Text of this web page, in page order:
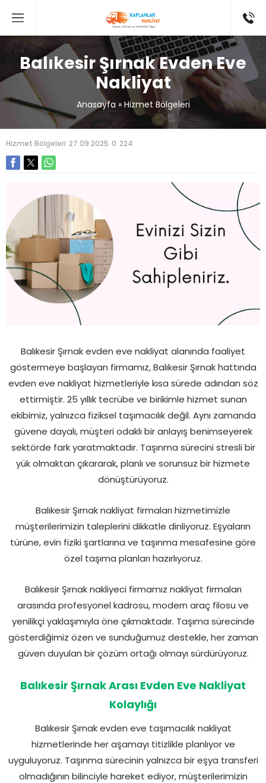
Balıkesir Şırnak Evden Eve
Nakliyat
Anasayfa» Hizmet Bölgeleri
Hizmet Bölgeleri 27.09.2025 0 224
Balıkesir Şırnak evden eve nakliyat alanında faaliyet
göstermeye başlayan firmamız, Balıkesir Şırnak hattında
evden eve nakliyat hizmetleriyle kısa sürede adından söz
ettirmiştir. 25 yıllık tecrübe ve birikimle hizmet sunan
ekibimiz, yalnızca fiziksel taşımacılık değil. Aynı zamanda
güvene dayalı, müşteri odaklı bir anlayış benimseyerek
sektörde fark yaratmaktadır. Taşınma sürecini stresli bir
yük olmaktan çıkararak, planlı ve sorunsuz bir hizmete
dönüştürüyoruz.
Balıkesir Şırnak nakliyat firmaları hizmetimizle
müşterilerimizin taleplerini dikkatle dinliyoruz. Eşyaların
türüne, evin fiziki şartlarına ve taşınma mesafesine göre
özel taşıma planları hazırlıyoruz.
Balıkesir Şırnak nakliyeci firmamız nakliyat firmaları
arasında profesyonel kadrosu, modern araç filosu ve
yenilikçi yaklaşımıyla öne çıkmaktadır. Taşıma sürecinde
gösterdiğimiz özen ve sunduğumuz destekle, her zaman
güven duyulan bir çözüm ortağı olmayı sürdürüyoruz.
Balıkesir Şırnak Arası Evden Eve Nakliyat
Kolaylığı
Balıkesir Şırnak evden eve taşımacılık nakliyat
hizmetlerinde her aşamayı titizlikle planlıyor ve
uyguluyoruz. Taşınma sürecinin yalnızca bir eşya transferi
olmadığının bilinciyle hareket ediyor, müşterilerimizin